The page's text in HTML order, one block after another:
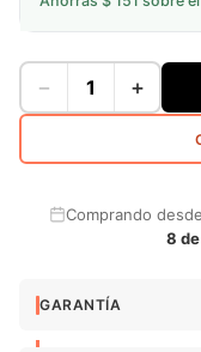
− +
Comprando
8
GARANTÍA